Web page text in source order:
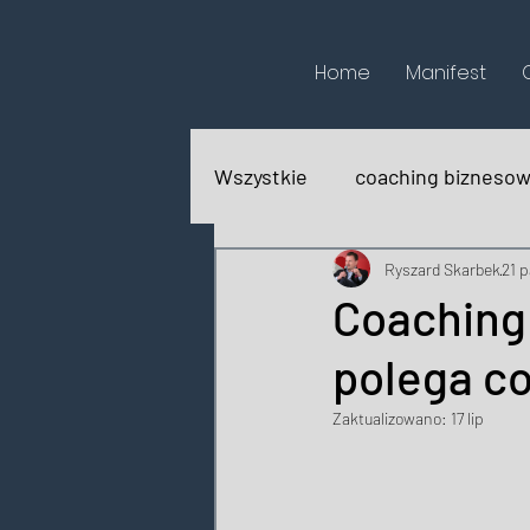
Home Manifest
Wszystkie coaching
biografie recenzje
polega
Ryszard Skarbek21
Zaktualizowano: 17 lip